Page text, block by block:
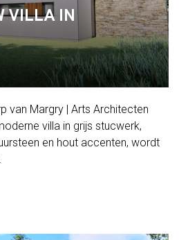
VILLA IN
van Margry | Arts Architecten
villa in grijs stucwerk,
en hout accenten, wordt